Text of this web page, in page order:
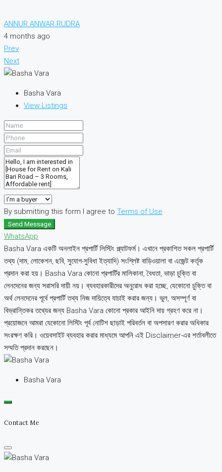
ANNUR ANWAR RUDRA
4 months ago
Prev
Next
Basha Vara
View Listings
By submitting this form I agree to Terms of Use
Send Message
WhatsApp
Basha Vara একটি অনলাইন প্রপার্টি লিস্টিং প্ল্যাটফর্ম। এখানে প্রকাশিত সকল প্রপার্টি
তথ্য (দাম, লোকেশন, ছবি, সুযোগ-সুবিধা ইত্যাদি) সংশ্লিষ্ট বাড়িওয়ালা বা এজেন্ট কর্তৃক
প্রদান করা হয়। Basha Vara কোনো প্রপার্টির মালিকানা, বৈধতা, ভাড়া চুক্তি বা
লেনদেনের জন্য সরাসরি দায়ী নয়। ব্যবহারকারীদের অনুরোধ করা হচ্ছে, যেকোনো চুক্তি বা
অর্থ লেনদেনের পূর্বে প্রপার্টি তথ্য নিজ দায়িত্বে যাচাই করার জন্য। ভুল, অসম্পূর্ণ বা
বিভ্রান্তিকর তথ্যের জন্য Basha Vara কোনো প্রকার আইনি দায় গ্রহণ করে না।
প্রয়োজনে আমরা যেকোনো লিস্টিং পূর্ব নোটিশ ছাড়াই পরিবর্তন বা অপসারণ করার অধিকার
সংরক্ষণ করি। ওয়েবসাইট ব্যবহার করার মাধ্যমে আপনি এই Disclaimer-এর শর্তাবলীতে
সম্মতি প্রদান করছেন।
Basha Vara
Contact Me